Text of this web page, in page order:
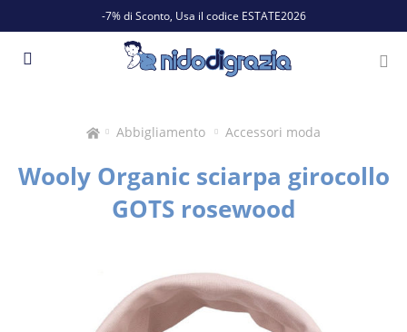
-7% di Sconto, Usa il codice ESTATE2026
Abbigliamento Accessori moda
Wooly Organic sciarpa girocollo
GOTS rosewood